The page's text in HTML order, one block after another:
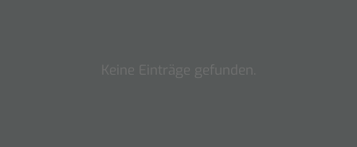
Keine Einträge gefunden.